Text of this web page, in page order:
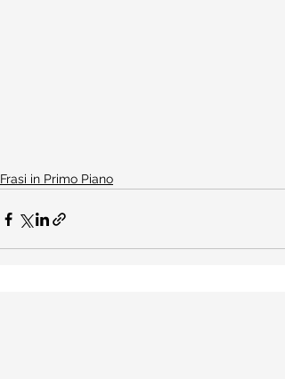
Frasi in Primo Piano